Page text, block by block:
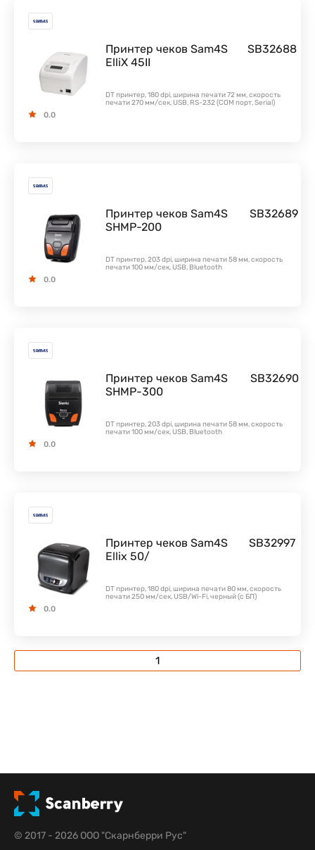
Принтер чеков Sam4S
ElliX 45II
SB32688
DT принтер, 180 dpi, ширина печати 72 мм, скорость
печати 270 мм/сек, USB, RS-232 (COM порт, Serial)
0.0
Принтер чеков Sam4S
SHMP-200
SB32689
DT принтер, 203 dpi, ширина печати 58 мм, скорость
печати 100 мм/сек, USB, Bluetooth
0.0
Принтер чеков Sam4S
SHMP-300
SB32690
DT принтер, 203 dpi, ширина печати 58 мм, скорость
печати 100 мм/сек, USB, Bluetooth
0.0
Принтер чеков Sam4S
Ellix 50/
SB32997
DT принтер, 180 dpi, ширина печати 80 мм, скорость
печати 250 мм/сек, USB/Wi-Fi, черный (с БП)
0.0
1
© 2017 - 2026 ООО "Скарнберри Рус"